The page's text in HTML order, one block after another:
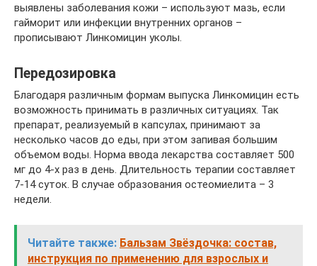
выявлены заболевания кожи – используют мазь, если
гайморит или инфекции внутренних органов –
прописывают Линкомицин уколы.
Передозировка
Благодаря различным формам выпуска Линкомицин есть
возможность принимать в различных ситуациях. Так
препарат, реализуемый в капсулах, принимают за
несколько часов до еды, при этом запивая большим
объемом воды. Норма ввода лекарства составляет 500
мг до 4-х раз в день. Длительность терапии составляет
7-14 суток. В случае образования остеомиелита – 3
недели.
Читайте также: Бальзам Звёздочка: состав,
инструкция по применению для взрослых и